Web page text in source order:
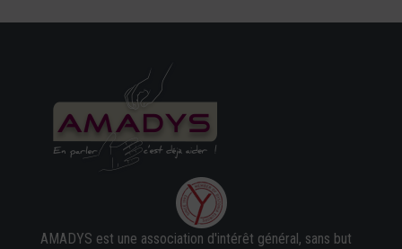
AMADYS est une association d'intérêt général, sans but